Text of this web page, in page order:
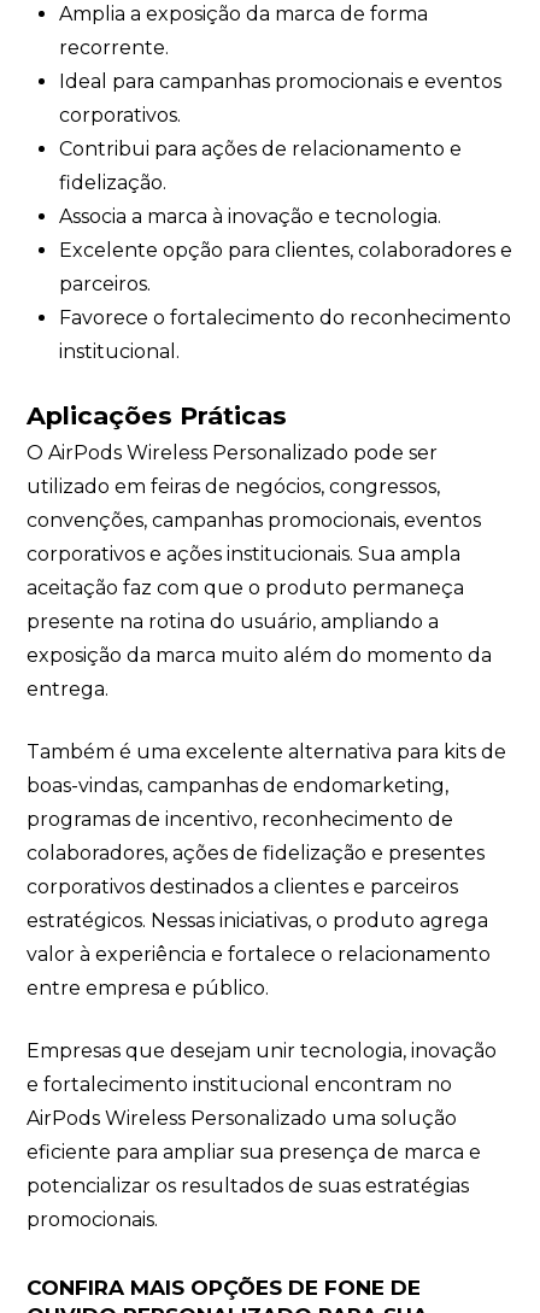
Amplia a exposição da marca de forma
recorrente.
Ideal para campanhas promocionais e eventos
corporativos.
Contribui para ações de relacionamento e
fidelização.
Associa a marca à inovação e tecnologia.
Excelente opção para clientes, colaboradores e
parceiros.
Favorece o fortalecimento do reconhecimento
institucional.
Aplicações Práticas
O AirPods Wireless Personalizado pode ser
utilizado em feiras de negócios, congressos,
convenções, campanhas promocionais, eventos
corporativos e ações institucionais. Sua ampla
aceitação faz com que o produto permaneça
presente na rotina do usuário, ampliando a
exposição da marca muito além do momento da
entrega.
Também é uma excelente alternativa para kits de
boas-vindas, campanhas de endomarketing,
programas de incentivo, reconhecimento de
colaboradores, ações de fidelização e presentes
corporativos destinados a clientes e parceiros
estratégicos. Nessas iniciativas, o produto agrega
valor à experiência e fortalece o relacionamento
entre empresa e público.
Empresas que desejam unir tecnologia, inovação
e fortalecimento institucional encontram no
AirPods Wireless Personalizado uma solução
eficiente para ampliar sua presença de marca e
potencializar os resultados de suas estratégias
promocionais.
CONFIRA MAIS OPÇÕES DE FONE DE